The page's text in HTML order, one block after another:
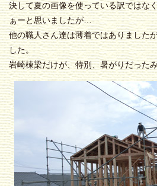
決して夏の画像を使っている訳ではな
ぁーと思いましたが…
他の職人さん達は薄着ではありました
した。
岩崎棟梁だけが、特別、暑がりだった